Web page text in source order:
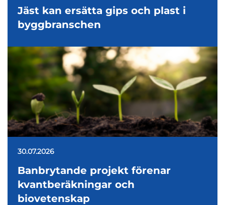
Jäst kan ersätta gips och plast i
byggbranschen
30.07.2026
Banbrytande projekt förenar
kvantberäkningar och
biovetenskap